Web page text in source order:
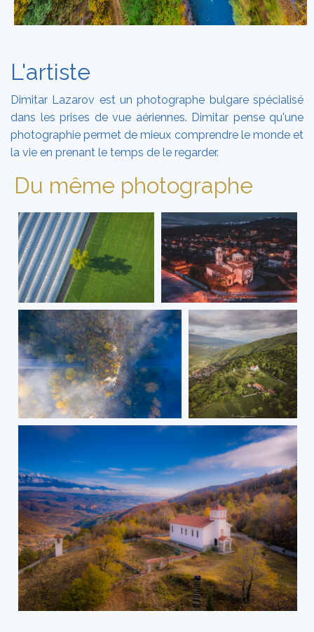
L'artiste
Dimitar Lazarov est un photographe bulgare spécialisé
dans les prises de vue aériennes. Dimitar pense qu'une
photographie permet de mieux comprendre le monde et
la vie en prenant le temps de le regarder.
Du même photographe